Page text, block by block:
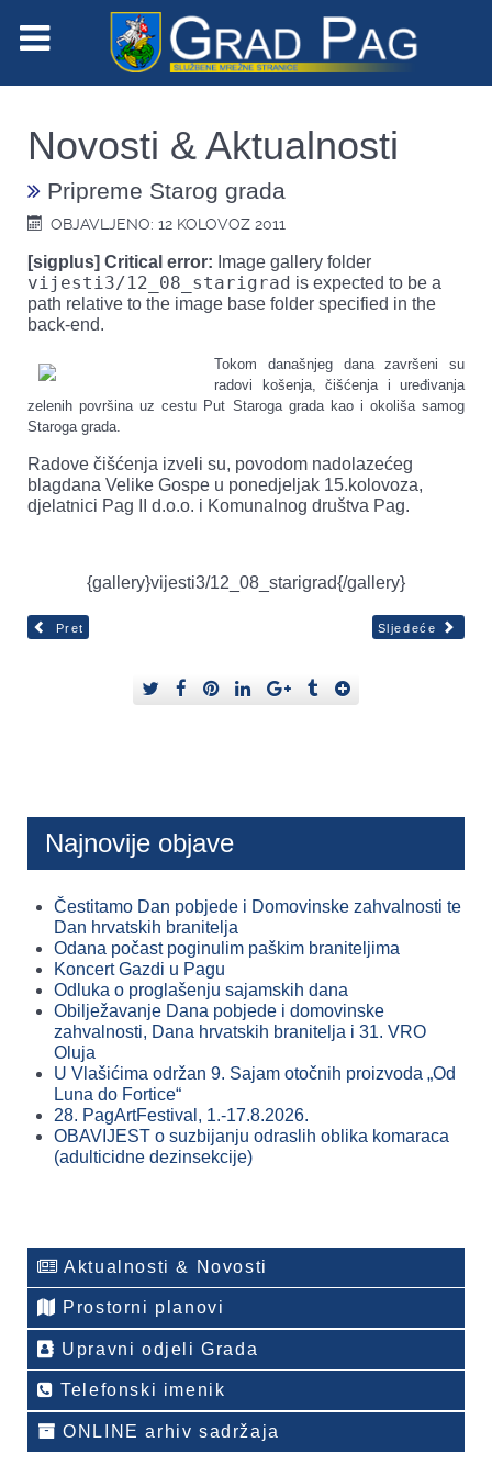
Novosti & Aktualnosti
Pripreme Starog grada
OBJAVLJENO: 12 KOLOVOZ 2011
[sigplus] Critical error: Image gallery folder
vijesti3/12_08_starigrad is expected to be a
path relative to the image base folder specified in the
back-end.
Tokom današnjeg dana završeni su
radovi košenja, čišćenja i uređivanja
zelenih površina uz cestu Put Staroga grada kao i okoliša samog
Staroga grada.
Radove čišćenja izveli su, povodom nadolazećeg
blagdana Velike Gospe u ponedjeljak 15.kolovoza,
djelatnici Pag II d.o.o. i Komunalnog društva Pag.
{gallery}vijesti3/12_08_starigrad{/gallery}
Pret Sljedeće
Najnovije objave
Čestitamo Dan pobjede i Domovinske zahvalnosti te
Dan hrvatskih branitelja
Odana počast poginulim paškim braniteljima
Koncert Gazdi u Pagu
Odluka o proglašenju sajamskih dana
Obilježavanje Dana pobjede i domovinske
zahvalnosti, Dana hrvatskih branitelja i 31. VRO
Oluja
U Vlašićima održan 9. Sajam otočnih proizvoda „Od
Luna do Fortice“
28. PagArtFestival, 1.-17.8.2026.
OBAVIJEST o suzbijanju odraslih oblika komaraca
(adulticidne dezinsekcije)
Aktualnosti & Novosti
Prostorni planovi
Upravni odjeli Grada
Telefonski imenik
ONLINE arhiv sadržaja